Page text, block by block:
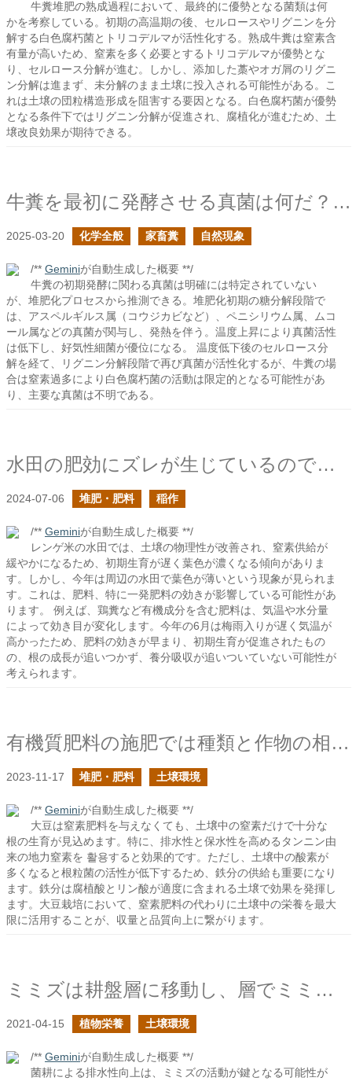
牛糞堆肥の熟成過程において、最終的に優勢となる菌類は何
かを考察している。初期の高温期の後、セルロースやリグニンを分
解する白色腐朽菌とトリコデルマが活性化する。熟成牛糞は窒素含
有量が高いため、窒素を多く必要とするトリコデルマが優勢とな
り、セルロース分解が進む。しかし、添加した藁やオガ屑のリグニ
ン分解は進まず、未分解のまま土壌に投入される可能性がある。こ
れは土壌の団粒構造形成を阻害する要因となる。白色腐朽菌が優勢
となる条件下ではリグニン分解が促進され、腐植化が進むため、土
壌改良効果が期待できる。
牛糞を最初に発酵させる真菌は何だ？の続き
2025-03-20 化学全般 家畜糞 自然現象
/** Geminiが自動生成した概要 **/
牛糞の初期発酵に関わる真菌は明確には特定されていない
が、堆肥化プロセスから推測できる。堆肥化初期の糖分解段階で
は、アスペルギルス属（コウジカビなど）、ペニシリウム属、ムコ
ール属などの真菌が関与し、発熱を伴う。温度上昇により真菌活性
は低下し、好気性細菌が優位になる。 温度低下後のセルロース分
解を経て、リグニン分解段階で再び真菌が活性化するが、牛糞の場
合は窒素過多により白色腐朽菌の活動は限定的となる可能性があ
り、主要な真菌は不明である。
水田の肥効にズレが生じているのでは？
2024-07-06 堆肥・肥料 稲作
/** Geminiが自動生成した概要 **/
レンゲ米の水田では、土壌の物理性が改善され、窒素供給が
緩やかになるため、初期生育が遅く葉色が濃くなる傾向がありま
す。しかし、今年は周辺の水田で葉色が薄いという現象が見られま
す。これは、肥料、特に一発肥料の効きが影響している可能性があ
ります。 例えば、鶏糞など有機成分を含む肥料は、気温や水分量
によって効き目が変化します。今年の6月は梅雨入りが遅く気温が
高かったため、肥料の効きが早まり、初期生育が促進されたもの
の、根の成長が追いつかず、養分吸収が追いついていない可能性が
考えられます。
有機質肥料の施肥では種類と作物の相性に注意すべきの続き
2023-11-17 堆肥・肥料 土壌環境
/** Geminiが自動生成した概要 **/
大豆は窒素肥料を与えなくても、土壌中の窒素だけで十分な
根の生育が見込めます。特に、排水性と保水性を高めるタンニン由
来の地力窒素を 활용すると効果的です。ただし、土壌中の酸素が
多くなると根粒菌の活性が低下するため、鉄分の供給も重要になり
ます。鉄分は腐植酸とリン酸が適度に含まれる土壌で効果を発揮し
ます。大豆栽培において、窒素肥料の代わりに土壌中の栄養を最大
限に活用することが、収量と品質向上に繋がります。
ミミズは耕盤層に移動し、層でミミズ孔を形成するか？
2021-04-15 植物栄養 土壌環境
/** Geminiが自動生成した概要 **/
菌耕による排水性向上は、ミミズの活動が鍵となる可能性が